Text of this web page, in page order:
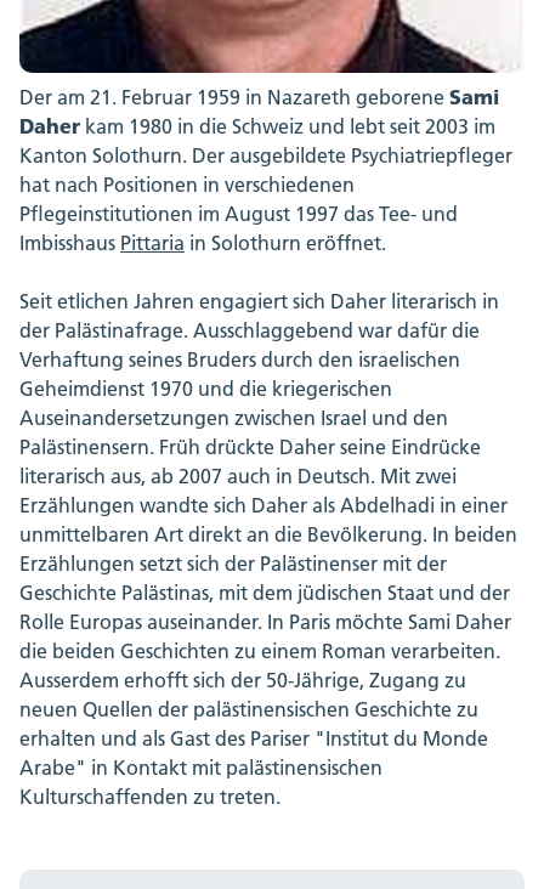
Der am 21. Februar 1959 in Nazareth geborene Sami
Daher kam 1980 in die Schweiz und lebt seit 2003 im
Kanton Solothurn. Der ausgebildete Psychiatriepfleger
hat nach Positionen in verschiedenen
Pflegeinstitutionen im August 1997 das Tee- und
Imbisshaus Pittaria in Solothurn eröffnet.
Seit etlichen Jahren engagiert sich Daher literarisch in
der Palästinafrage. Ausschlaggebend war dafür die
Verhaftung seines Bruders durch den israelischen
Geheimdienst 1970 und die kriegerischen
Auseinandersetzungen zwischen Israel und den
Palästinensern. Früh drückte Daher seine Eindrücke
literarisch aus, ab 2007 auch in Deutsch. Mit zwei
Erzählungen wandte sich Daher als Abdelhadi in einer
unmittelbaren Art direkt an die Bevölkerung. In beiden
Erzählungen setzt sich der Palästinenser mit der
Geschichte Palästinas, mit dem jüdischen Staat und der
Rolle Europas auseinander. In Paris möchte Sami Daher
die beiden Geschichten zu einem Roman verarbeiten.
Ausserdem erhofft sich der 50-Jährige, Zugang zu
neuen Quellen der palästinensischen Geschichte zu
erhalten und als Gast des Pariser "Institut du Monde
Arabe" in Kontakt mit palästinensischen
Kulturschaffenden zu treten.